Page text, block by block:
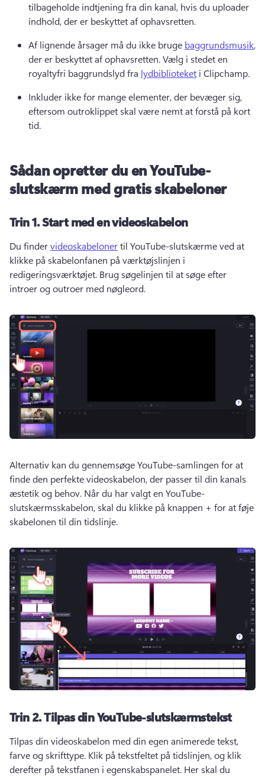
tilbageholde indtjening fra din kanal, hvis du uploader
indhold, der er beskyttet af ophavsretten.
Af lignende årsager må du ikke bruge baggrundsmusik,
der er beskyttet af ophavsretten. Vælg i stedet en
royaltyfri baggrundslyd fra lydbiblioteket i Clipchamp.
Inkluder ikke for mange elementer, der bevæger sig,
eftersom outroklippet skal være nemt at forstå på kort
tid.
Sådan opretter du en YouTube-
slutskærm med gratis skabeloner
Trin 1.Start med en videoskabelon
Du finder videoskabeloner til YouTube-slutskærme ved at
klikke på skabelonfanen på værktøjslinjen i
redigeringsværktøjet. Brug søgelinjen til at søge efter
introer og outroer med nøgleord.
Alternativ kan du gennemsøge YouTube-samlingen for at
finde den perfekte videoskabelon, der passer til din kanals
æstetik og behov. Når du har valgt en YouTube-
slutskærmsskabelon, skal du klikke på knappen + for at føje
skabelonen til din tidslinje.
Trin 2.Tilpas din YouTube-slutskærmstekst
Tilpas din videoskabelon med din egen animerede tekst,
farve og skrifttype. Klik på tekstfeltet på tidslinjen, og klik
derefter på tekstfanen i egenskabspanelet. Her skal du